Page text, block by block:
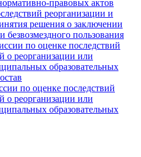
правовых актов
реорганизации и
решения о заключении
пользования
по оценке последствий
о реорганизации или
образовательных
по оценке последствий
о реорганизации или
образовательных